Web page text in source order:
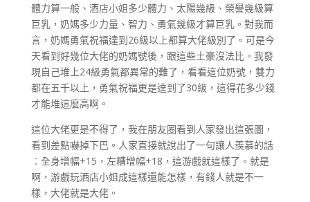
體力算一般、酒店小姐多少體力、太陽幾級、榮譽幾級算
巨乳，奶媽多少力量、智力、勇氣幾級才算巨乳。對我而
言，奶媽勇氣祝福達到26級以上都算大佬級別了。可是今
天看到好幾位大佬的奶媽號後，跟這些土豪沒法比。我發
現自己堆上24級勇氣都異常的難了，看看這位奶號，雙力
都在五千以上，勇氣祝福更是達到了30級，這得花多少錢
才能堆這麼高啊。
這位大佬更是不得了，我在朋友圈看到人家發出這張圖，
看到差點嚇掉下巴。人家直接就說出了一句讓人羨慕的話
︰全身增幅+15，左糟增幅+18，這游戲就這樣了。就是
啊，游戲玩酒店小姐成這樣還能怎樣，有錢人就是不一
樣，大佬就是大佬。